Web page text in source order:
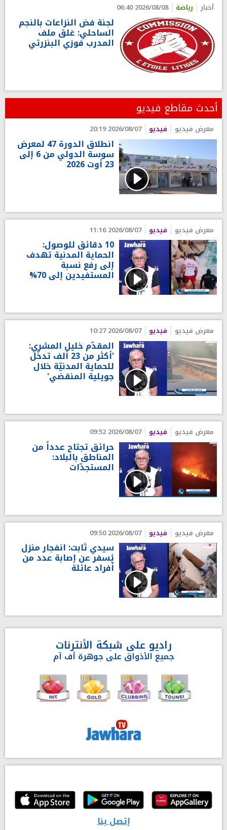
أخبار رياضة 2026/08/08 06:40
لجنة فض النزاعات بالنجم
الساحلي: غلق ملف
المدرب فوزي البنزرتي
أحدث مقاطع فيديو
معرض فيديو فيديو 2026/08/07 20:19
انطلاق الدورة 47 لمعرض
سوسة الدولي من 6 إلى
23 أوت 2026
معرض فيديو فيديو 2026/08/07 11:16
10 دقائق للوصول:
الحماية المدنية تهدف
إلى رفع نسبة
المستفيدين إلى 70%
معرض فيديو فيديو 2026/08/07 10:27
المقدّم خليل المشري:
'أكثر من 23 ألف تدخّل
للحماية المدنيّة خلال
جويلية المنقضي'
معرض فيديو فيديو 2026/08/07 09:52
حرائق تجتاح عدداً من
المناطق بالبلاد:
المستجدّات
معرض فيديو فيديو 2026/08/07 09:50
سيدي ثابت: انفجار منزل
يُسفر عن إصابة عدد من
أفراد عائلة
راديو على شبكة الأنترنات
جميع الأذواق على جوهرة أف آم
إتصل بنا